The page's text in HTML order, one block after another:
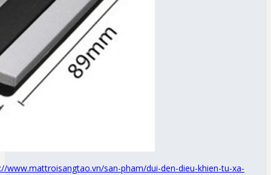
www.mattroisangtao.vn/san-pham/dui-den-dieu-khien-tu-xa-